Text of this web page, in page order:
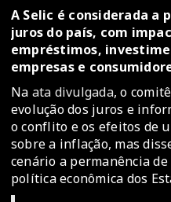
A Selic é considerada a
juros do país, com
empréstimos,
empresas e
Na ata divulgada, o
evolução dos juros e
o conflito e os efeitos de
sobre a inflação, mas
cenário a permanência
política econômica dos